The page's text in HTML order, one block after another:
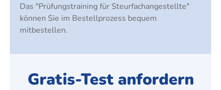
Das "Prüfungstraining für Steurfachangestellte"
können Sie im Bestellprozess bequem
mitbestellen.
Gratis-Test anfordern